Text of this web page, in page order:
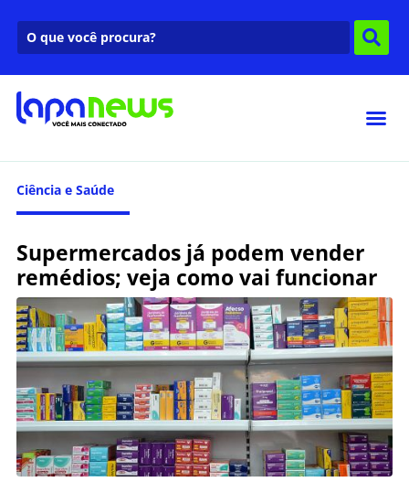
Ciência e Saúde
Supermercados já podem vender
remédios; veja como vai funcionar